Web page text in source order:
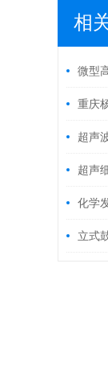
相
微型
重庆
两台超声
超声
化学
立式